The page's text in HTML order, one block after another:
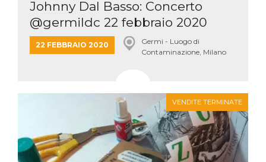
Johnny Dal Basso: Concerto
@germildc 22 febbraio 2020
22 FEBBRAIO 2020
Germi - Luogo di
Contaminazione, Milano
VENDITE TERMINATE